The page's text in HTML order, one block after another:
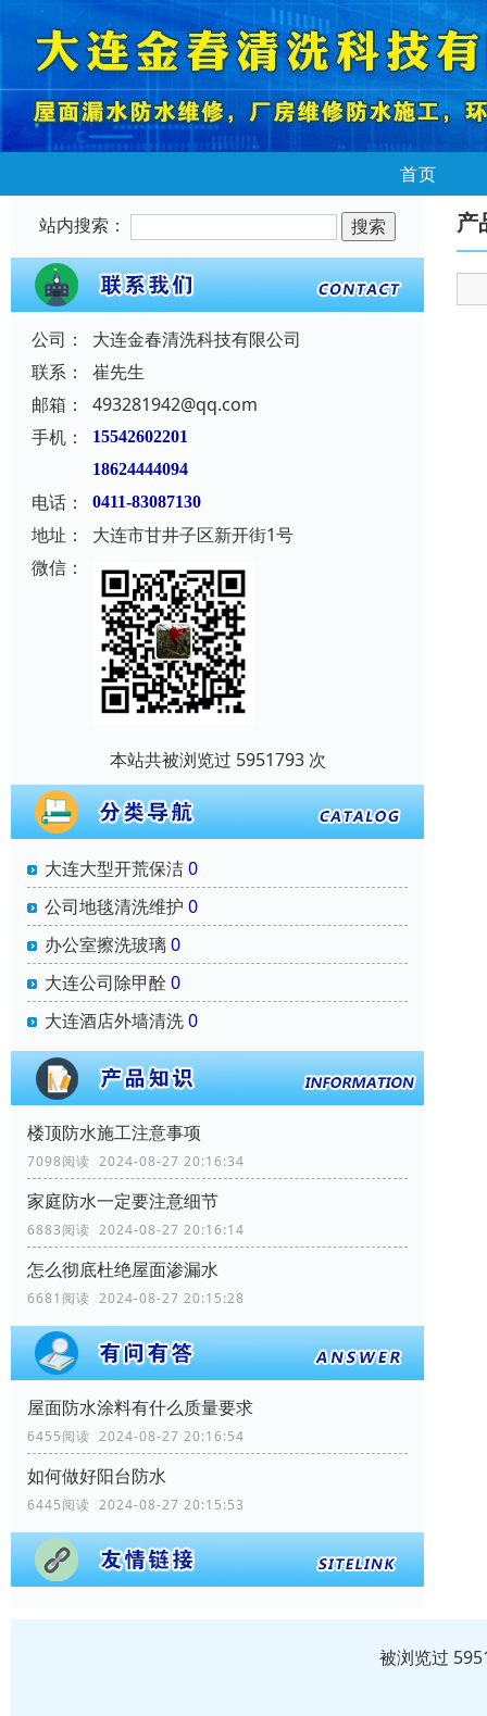
首页
站内搜索：
公司：
大连金春清洗科技有限公司
联系：
崔先生
邮箱：
493281942@qq.com
手机：
15542602201
18624444094
电话： 0411-83087130
地址：
大连市甘井子区新开街1号
微信：
本站共被浏览过 5951793 次
大连大型开荒保洁0
公司地毯清洗维护 0
办公室擦洗玻璃0
大连公司除甲酫 0
大连酒店外墙清洗0
楼顶防水施工注意事项
7098阅读 2024-08-27 20:16:34
家庭防水一定要注意细节
6883阅读 2024-08-27 20:16:14
怎么彻底杜绝屋面渗漏水
6681阅读 2024-08-27 20:15:28
屋面防水涂料有什么质量要求
6455阅读 2024-08-27 20:16:54
如何做好阳台防水
6445阅读 2024-08-27 20:15:53
产
被浏览过